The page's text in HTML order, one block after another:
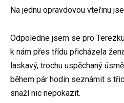
Na jednu opravdovou vteřinu
Odpoledne jsem se pro
k nám přes třídu přicházela
laskavý, trochu uspěchaný
během pár hodin seznámit s
snaží nic nepokazit.